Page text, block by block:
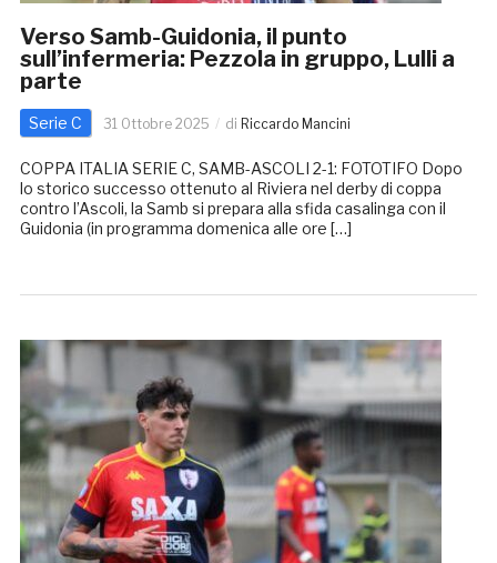
Verso Samb-Guidonia, il punto
sull’infermeria: Pezzola in gruppo, Lulli a
parte
Serie C 31 Ottobre 2025 di Riccardo Mancini
COPPA ITALIA SERIE C, SAMB-ASCOLI 2-1: FOTOTIFO Dopo
lo storico successo ottenuto al Riviera nel derby di coppa
contro l’Ascoli, la Samb si prepara alla sfida casalinga con il
Guidonia (in programma domenica alle ore […]